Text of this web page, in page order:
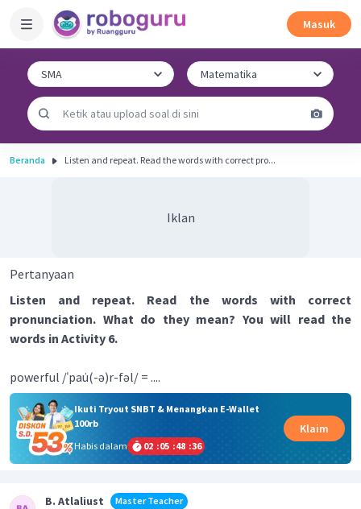
Masuk
Beranda Listen and repeat. Read the words with correct pro...
Iklan
Pertanyaan
Listen and repeat. Read the words with correct
pronunciation. What do they mean? You will read the
words in Activity 6.
powerful /ˈpau̇(-ə)r-fəl/ = ....
Ikuti Tryout SNBT & Menangkan E-Wallet
100rb
Habis dalam
02 :05 :48 :36
Klaim
B. Atlaliust
Master Teacher